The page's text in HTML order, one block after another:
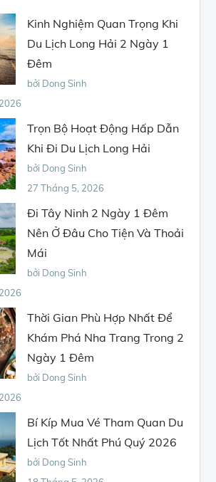
Kinh Nghiệm Quan Trọng Khi
Du Lịch Long Hải 2 Ngày 1
Đêm
bởi Dong Sinh
Trọn Bộ Hoạt Động Hấp Dẫn
Khi Đi Du Lịch Long Hải
bởi Dong Sinh
27 Tháng 5, 2026
Đi Tây Ninh 2 Ngày 1 Đêm
Nên Ở Đâu Cho Tiện Và Thoải
Mái
bởi Dong Sinh
Thời Gian Phù Hợp Nhất Để
Khám Phá Nha Trang Trong 2
Ngày 1 Đêm
bởi Dong Sinh
Bí Kíp Mua Vé Tham Quan Du
Lịch Tốt Nhất Phú Quý 2026
bởi Dong Sinh